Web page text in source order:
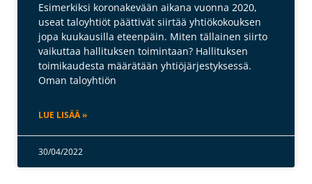
Esimerkiksi koronakevään aikana vuonna 2020,
useat taloyhtiöt päättivät siirtää yhtiökokouksen
jopa kuukausilla eteenpäin. Miten tällainen siirto
vaikuttaa hallituksen toimintaan? Hallituksen
toimikaudesta määrätään yhtiöjärjestyksessä.
Oman taloyhtiön
LUE LISÄÄ »
30/04/2022